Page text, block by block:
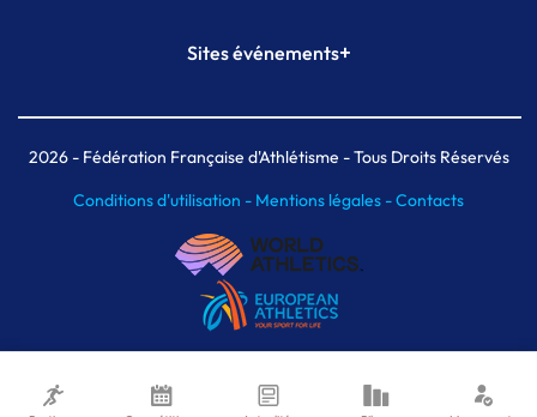
Plateforme Formation
Sites événements+
Meeting de Paris indoor
MAIF Ekiden de Paris
2026- Fédération Française d'Athlétisme - Tous Droits Réservés
Conditions d'utilisation - Mentions légales -Contacts